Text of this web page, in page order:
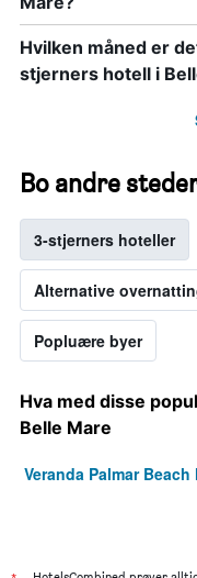
Hvilken måned er
stjerners hotell i
Bo andre
3-stjerners hoteller
Alternative
Popluære byer
Hva med disse
Belle Mare
Veranda Palmar Beach